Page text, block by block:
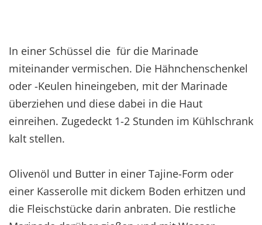
In einer Schüssel die für die Marinade
miteinander vermischen. Die Hähnchenschenkel
oder -Keulen hineingeben, mit der Marinade
überziehen und diese dabei in die Haut
einreihen. Zugedeckt 1-2 Stunden im Kühlschrank
kalt stellen.
Olivenöl und Butter in einer Tajine-Form oder
einer Kasserolle mit dickem Boden erhitzen und
die Fleischstücke darin anbraten. Die restliche